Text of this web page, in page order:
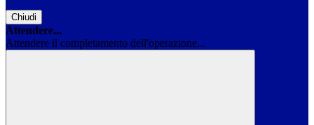
Chiudi
Attendere...
Attendere il completamento dell'operazione...